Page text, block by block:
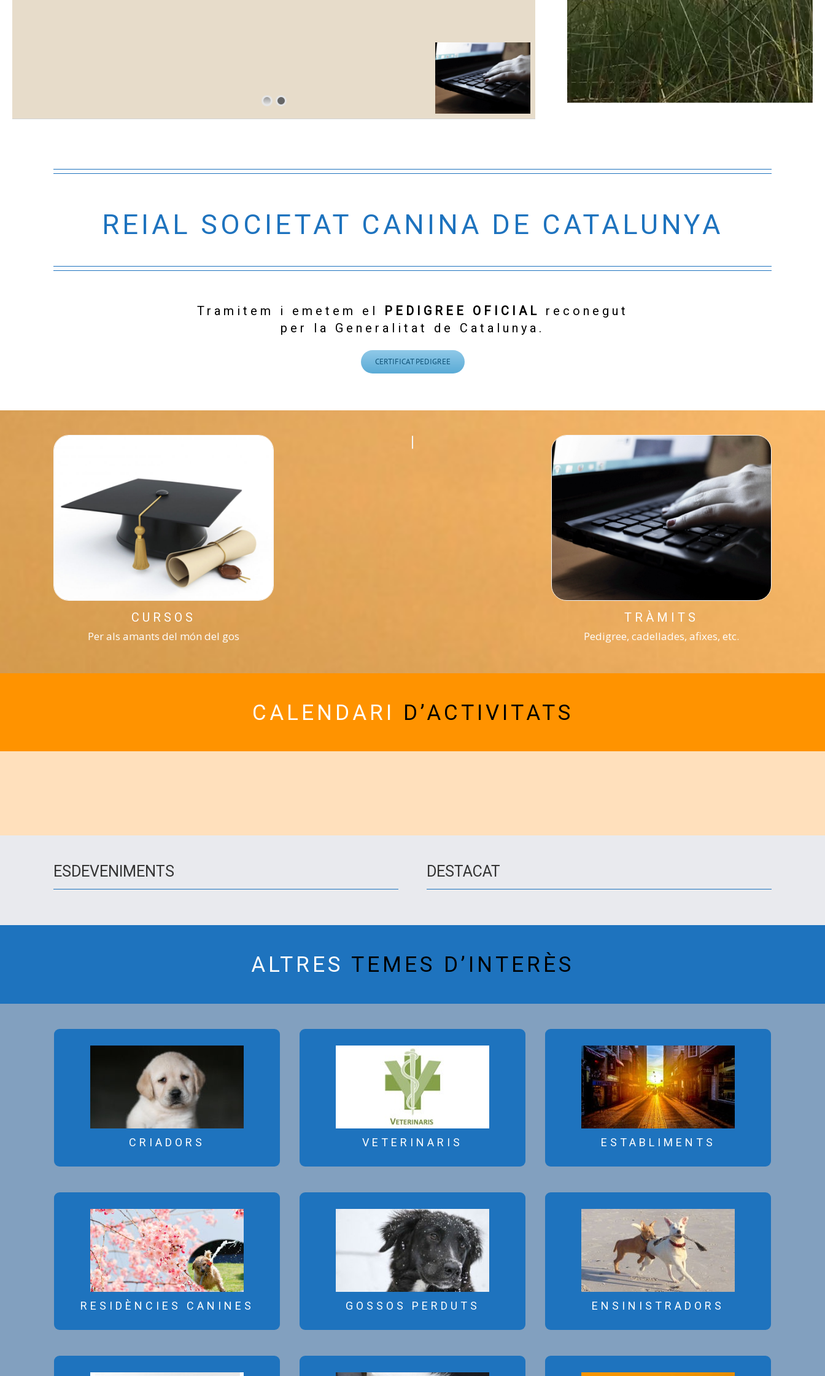
REIAL SOCIETAT CANINA DE CATALUNYA
Tramitem i emetem el PEDIGREE OFICIAL
reconegut
per la Generalitat de Catalunya.
CERTIFICAT PEDIGREE
CURSOS
Per als amants del món del gos
TRÀMITS
Pedigree, cadellades, afixes, etc.
CALENDARI D’ACTIVITATS
ESDEVENIMENTS DESTACAT
ALTRES TEMES D’INTERÈS
CRIADORS
La R.S.C.C. no es fa responsable
dels serveis prestats per part dels
anunciants d’aquest bloc.
CRIADORS
VETERINARIS
La R.S.C.C. no es fa responsable
dels serveis prestats per part dels
anunciants d’aquest bloc.
VETERINARIS
ESTABLIMENTS
La R.S.C.C. no es fa responsable
dels serveis prestats per part dels
anunciants d’aquest bloc.
ESTABLIMENTS
RESIDÈNCIES CANINES
La R.S.C.C. no es fa responsable
dels serveis prestats per part dels
anunciants d’aquest bloc.
RESIDÈNCIES CANINES
GOSSOS PERDUTS
La R.S.C.C. no es fa responsable
dels serveis prestats per part dels
anunciants d’aquest bloc.
GOSSOS PERDUTS
ENSINISTRADORS
La R.S.C.C. no es fa responsable
dels serveis prestats per part dels
anunciants d’aquest bloc.
ENSINISTRADORS